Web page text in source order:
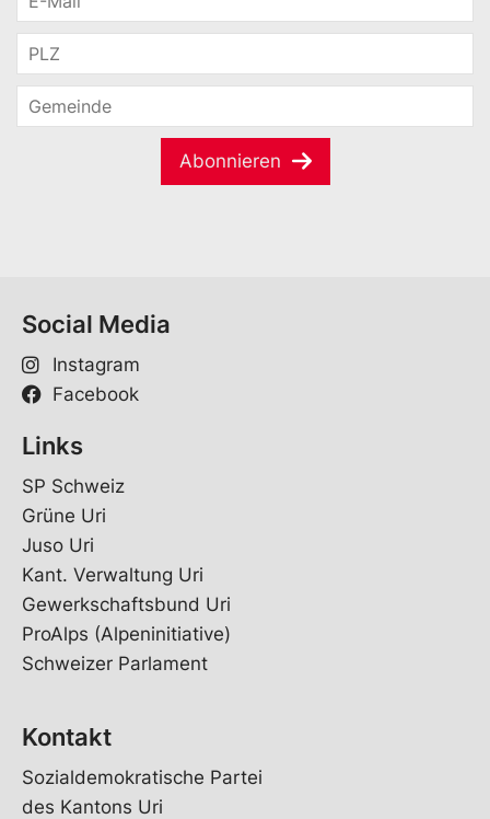
Abonnieren
Social Media
Instagram
Facebook
Links
SP Schweiz
Grüne Uri
Juso Uri
Kant. Verwaltung Uri
Gewerkschaftsbund Uri
ProAlps (Alpeninitiative)
Schweizer Parlament
Kontakt
Sozialdemokratische Partei
des Kantons Uri